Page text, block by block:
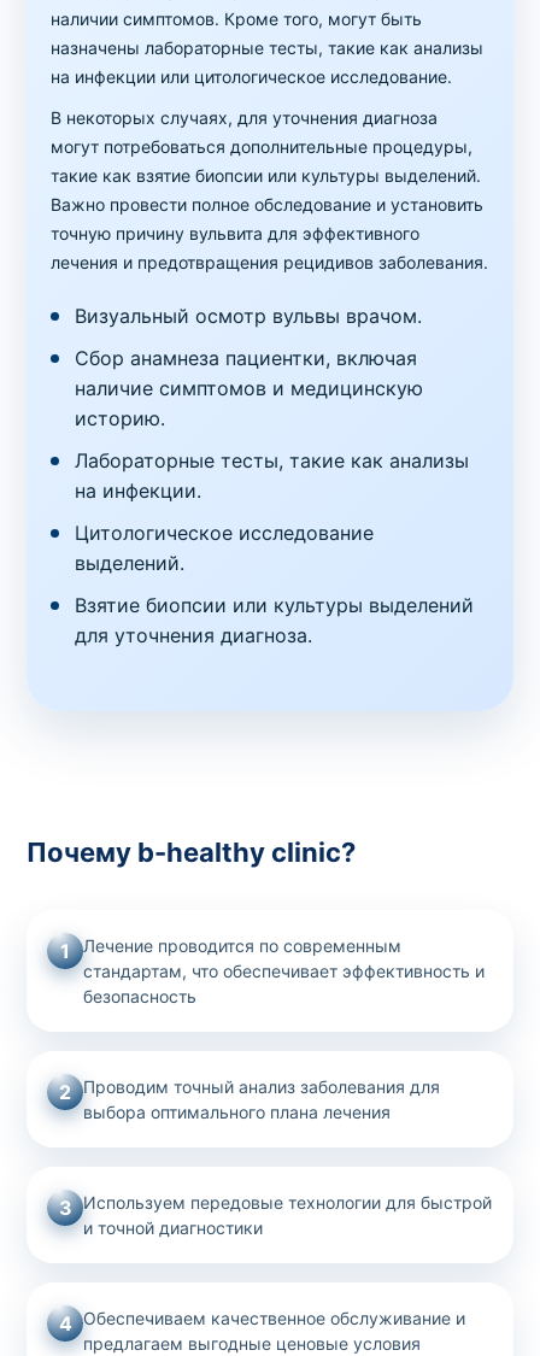
наличии симптомов. Кроме того, могут быть
назначены лабораторные тесты, такие как анализы
на инфекции или цитологическое исследование.
В некоторых случаях, для уточнения диагноза
могут потребоваться дополнительные процедуры,
такие как взятие биопсии или культуры выделений.
Важно провести полное обследование и установить
точную причину вульвита для эффективного
лечения и предотвращения рецидивов заболевания.
Визуальный осмотр вульвы врачом.
Сбор анамнеза пациентки, включая
наличие симптомов и медицинскую
историю.
Лабораторные тесты, такие как анализы
на инфекции.
Цитологическое исследование
выделений.
Взятие биопсии или культуры выделений
для уточнения диагноза.
Почему b-healthy clinic?
1
Лечение проводится по современным
стандартам, что обеспечивает эффективность и
безопасность
2
Проводим точный анализ заболевания для
выбора оптимального плана лечения
3 Используем передовые технологии для быстрой
и точной диагностики
4 Обеспечиваем качественное обслуживание и
предлагаем выгодные ценовые условия